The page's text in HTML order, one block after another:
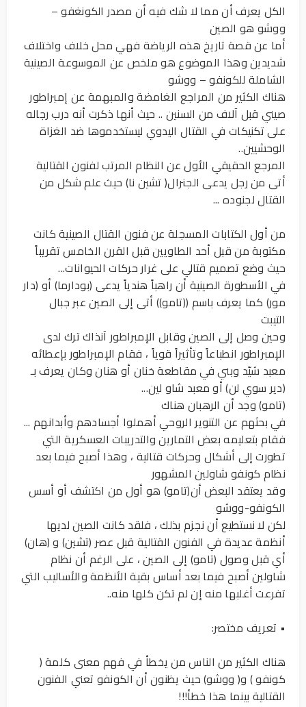
الكل يعرف أن مما لا شك فيه أن مصدر الكونغفو –
ووشو هو الصين
أما عن قصة تاريخ هذه الرياضة فهي محل خلاف واختلاف
شديدين وهذا الموضوع هو ملخص عن الموسوعة الصينية
الشاملة للكونفو – ووشو
هناك الكثير من المراجع الغامضة والمبهمة عن إمبراطور
صيني قبل آلاف من السنين .. حيث أنها ذكرت أنه درب رجاله
على تكنيكات في القتال اليدوي ليستخدموها ضد الغزاة
الوحشيين..
المرجع الحقيقي الأول عن النظام المرتب لفنون القتالية
أتى من رجل يدعى الجنرال( تشين نا) حيث علم شكل من
القتال لجنوده ...
من أول الكتابات المسجلة عن فنون القتال الصينية كانت
مكتوبة من قبل أحد الطاويين قبل القرن الخامس تقريباً
حيث وضع تصميم قتالي على غرار حركات الحيوانات...
في الأسطورة الصينية أن راهباً هندياً يدعى (بودارما) أو (دار
مور) كما يعرف باسم ((تامو)) أتى إلى الصين عبر جبال
التيبت
وحين وصل إلى الصين وقابل الإمبراطور آنذاك ترك لدى
الإمبراطور انطباعاً وتأثيراً قوياً ، فقام الإمبراطور بإعطائه
معبد شيّد وبني في مقاطعة خنان أو هنان وكان يعرف بـ
(دير سوي لن) أو معبد شاو لين...
(تامو) وجد أن الرهبان هناك
في بحثهم عن التنوير الروحي أهملوا أجسادهم وأبدانهم ...
فقام بتعليمه بعض التمارين والتدريبات العسكرية التي
تطورت إلى أشكال وحركات قتالية ، وهذا أصبح فيما بعد
نظام كونفو شاولين المشهور
وقد يعتقد البعض أن(تامو) هو أول من اكتشف أو أسس
الكونفو-ووشو
لكن لا نستطيع أن نجزم بذلك ، فلقد كانت الصين لديها
أنظمة عديدة في الفنون القتالية قبل عصر (تشين) و (هان)
أي قبل وصول (تامو) إلى الصين ، على الرغم أن نظام
شاولين أصبح فيما بعد أساس بقية الأنظمة والأساليب التي
تفرعت أغلبها منه إن لم تكن كلها منه..
• تعريف مختصر:
هناك الكثير من الناس من يخطأ في فهم معنى كلمة (
كونفو ) و( ووشو) حيث يظنون أن الكونفو تعني الفنون
القتالية بينما هذا خطأ!!!